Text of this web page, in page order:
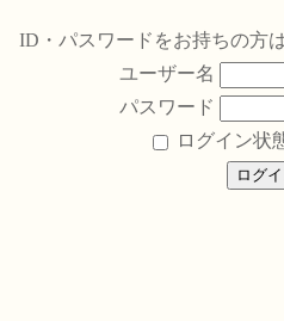
ID・パスワードをお持ちの方
ユーザー名
パスワード
ログイン状